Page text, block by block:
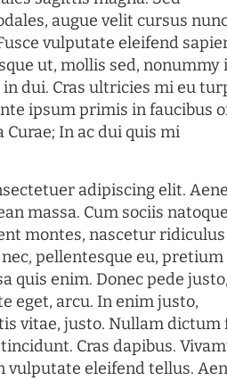
augue velit cursus
vulputate eleifend
ut, mollis sed, nonummy
dui. Cras ultricies mi eu
ipsum primis in faucibus
In ac dui quis mi
adipiscing elit.
massa. Cum sociis natoque
montes, nascetur ridiculus
pellentesque eu, pretium
quis enim. Donec pede justo,
eget, arcu. In enim justo,
vitae, justo. Nullam dictum
Cras dapibus.
vulputate eleifend tellus.